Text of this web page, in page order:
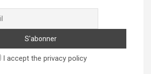
I accept the privacy policy